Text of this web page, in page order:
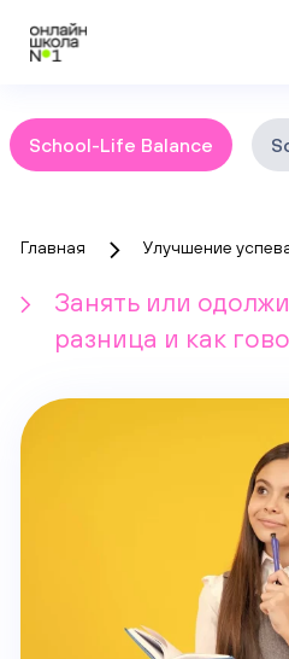
School-Life Balance
Главная Улучшение
Занять или
разница и как